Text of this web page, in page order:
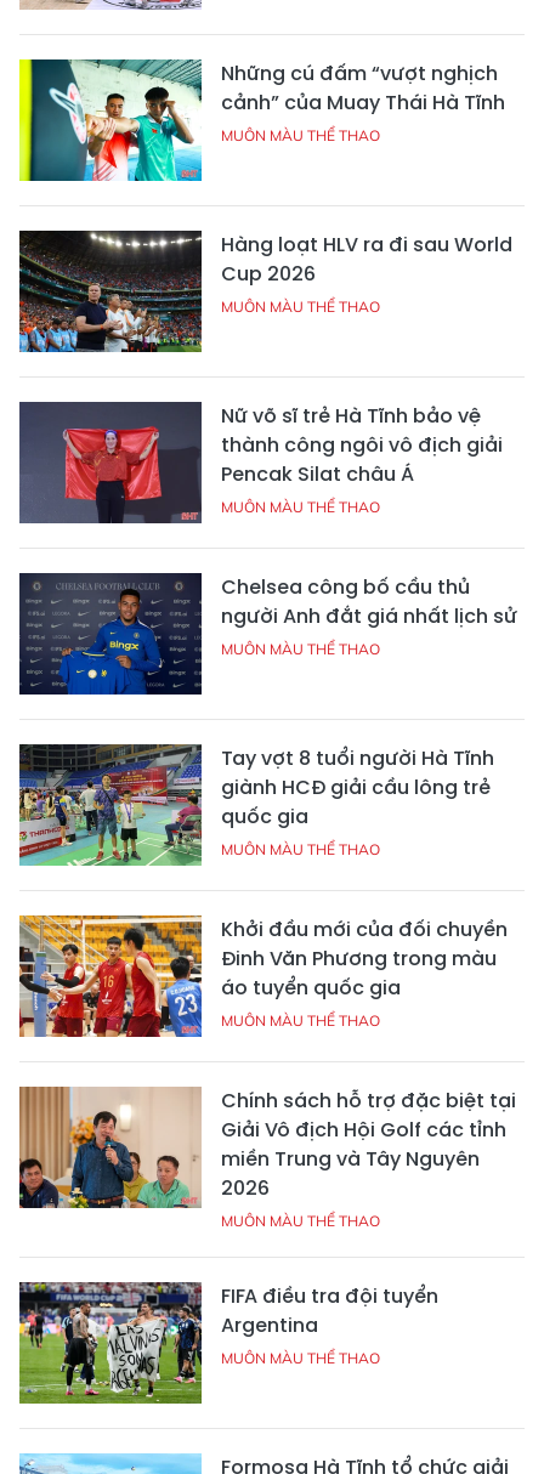
Những cú đấm “vượt nghịch
cảnh” của Muay Thái Hà Tĩnh
MUÔN MÀU THỂ THAO
Hàng loạt HLV ra đi sau World
Cup 2026
MUÔN MÀU THỂ THAO
Nữ võ sĩ trẻ Hà Tĩnh bảo vệ
thành công ngôi vô địch giải
Pencak Silat châu Á
MUÔN MÀU THỂ THAO
Chelsea công bố cầu thủ
người Anh đắt giá nhất lịch sử
MUÔN MÀU THỂ THAO
Tay vợt 8 tuổi người Hà Tĩnh
giành HCĐ giải cầu lông trẻ
quốc gia
MUÔN MÀU THỂ THAO
Khởi đầu mới của đối chuyền
Đinh Văn Phương trong màu
áo tuyển quốc gia
MUÔN MÀU THỂ THAO
Chính sách hỗ trợ đặc biệt tại
Giải Vô địch Hội Golf các tỉnh
miền Trung và Tây Nguyên
2026
MUÔN MÀU THỂ THAO
FIFA điều tra đội tuyển
Argentina
MUÔN MÀU THỂ THAO
Formosa Hà Tĩnh tổ chức giải